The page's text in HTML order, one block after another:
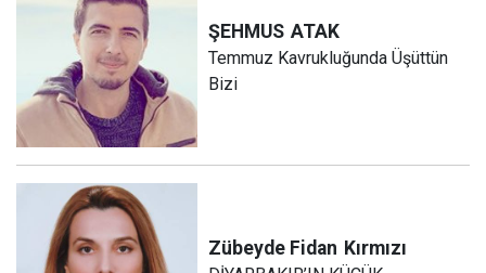
ŞEHMUS ATAK
Temmuz Kavrukluğunda Üşüttün
Bizi
Zübeyde Fidan Kırmızı